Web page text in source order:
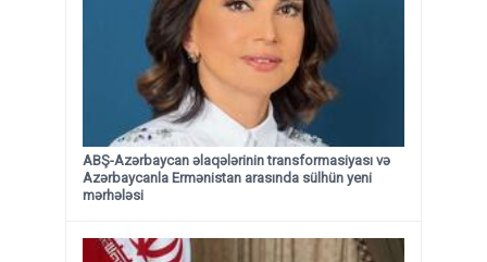
ABŞ-Azərbaycan əlaqələrinin transformasiyası və
Azərbaycanla Ermənistan arasında sülhün yeni
mərhələsi